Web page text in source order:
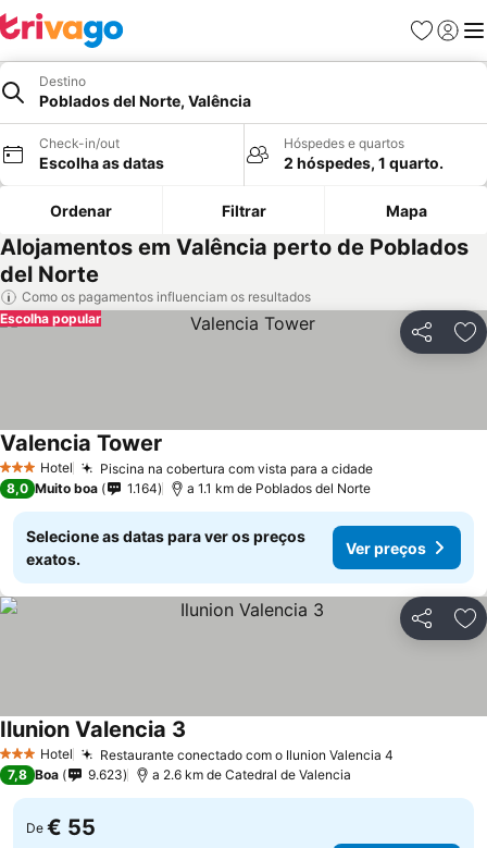
Favoritos
Iniciar
Destino
Poblados del Norte, Valência
Check-in/out
Escolha as datas
Hóspedes e quartos
2 hóspedes, 1 quarto.
Ordenar Filtrar Mapa
Alojamentos em Valência perto de Poblados
del Norte
Como os pagamentos influenciam os resultados
Partilhar
Escolha popular
3 EstrelasHotel Piscina na cobertura com vista para a cidade
Valencia Tower
8,0 Muito boa 1.164 a 1.1 km de Poblados del Norte
Selecione as datas para ver os preços
exatos.
Ver preços
Partilhar
3 EstrelasHotel Restaurante conectado com o Ilunion Valencia 4
Ilunion Valencia 3
7,8 Boa 9.623 a 2.6 km de Catedral de Valencia
De € 55